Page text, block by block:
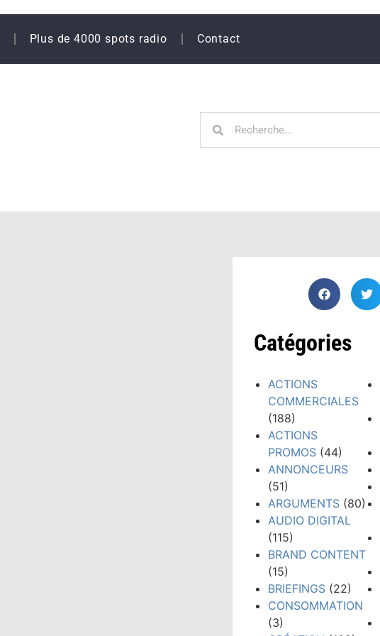
Plus de 4000 spots radio Contact
Catégories
ACTIONS
COMMERCIALES
(188)
ACTIONS
PROMOS(44)
ANNONCEURS
(51)
ARGUMENTS(80)
AUDIO DIGITAL
(115)
BRAND CONTENT
(15)
BRIEFINGS(22)
CONSOMMATION
(3)